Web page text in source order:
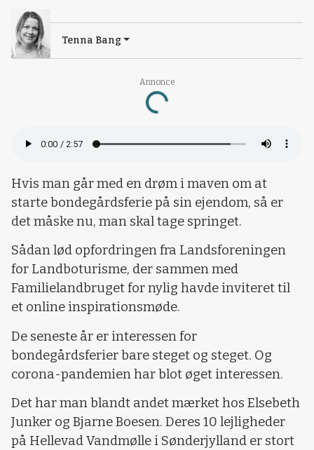
Annonce
Loading...
Tenna Bang
Hvis man går med en drøm i maven om at
starte bondegårdsferie på sin ejendom, så er
det måske nu, man skal tage springet.
Sådan lød opfordringen fra Landsforeningen
for Landboturisme, der sammen med
Familielandbruget for nylig havde inviteret til
et online inspirationsmøde.
De seneste år er interessen for
bondegårdsferier bare steget og steget. Og
corona-pandemien har blot øget interessen.
Det har man blandt andet mærket hos Elsebeth
Junker og Bjarne Boesen. Deres 10 lejligheder
på Hellevad Vandmølle i Sønderjylland er stort